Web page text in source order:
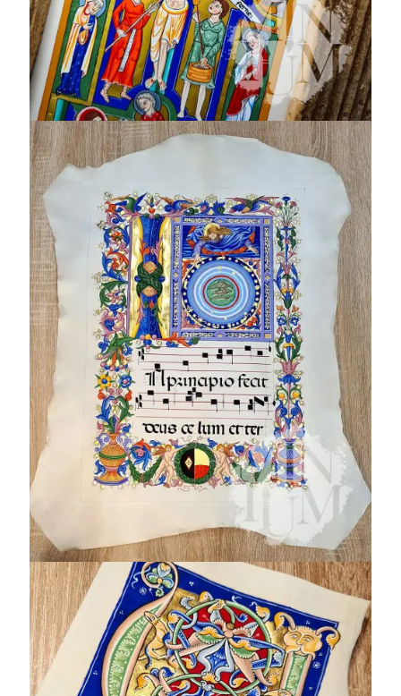
Folio Antifonario
MS 197
Bible de Saint-
André-au-Bois